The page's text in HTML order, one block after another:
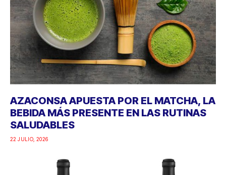
AZACONSA APUESTA POR EL MATCHA, LA
BEBIDA MÁS PRESENTE EN LAS RUTINAS
SALUDABLES
22 JULIO, 2026